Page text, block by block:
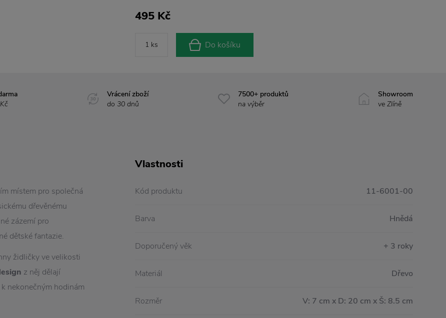
495 Kč
Do košíku
Vrácení zboží
do 30 dnů
7500+ produktů
na výběr
Showroom
ve Zlíně
místem pro společná
dřevěnému
zázemí pro
dětské fantazie.
židličky ve velikosti
z něj dělají
nekonečným hodinám
Vlastnosti
Kód produktu 11-6001-00
Barva Hnědá
Doporučený věk + 3 roky
Materiál Dřevo
Rozměr V: 7 cm x D: 20 cm x Š: 8.5 cm